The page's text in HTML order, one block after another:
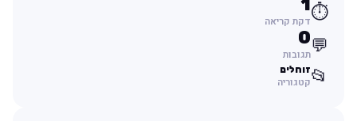
⏱️
1
דקת קריאה
💬
0
תגובות
📂זוחלים
קטגוריה